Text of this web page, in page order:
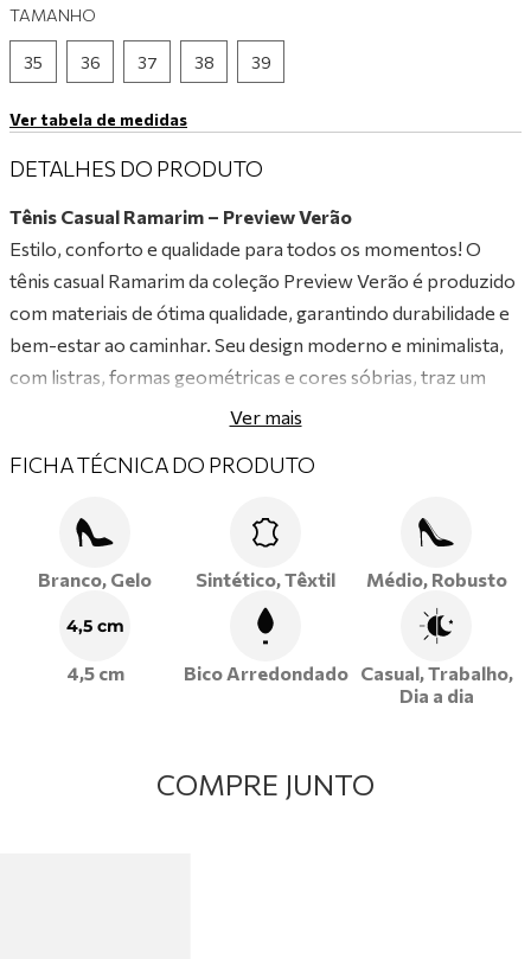
TAMANHO
35 36 37 38 39
Ver tabela de medidas
DETALHES DO PRODUTO
Tênis Casual Ramarim – Preview Verão
Estilo, conforto e qualidade para todos os momentos! O
tênis casual Ramarim da coleção Preview Verão é produzido
com materiais de ótima qualidade, garantindo durabilidade e
bem-estar ao caminhar. Seu design moderno e minimalista,
com listras, formas geométricas e cores sóbrias, traz um
toque de sofisticação e versatilidade para compor looks
Ver mais
FICHA TÉCNICA DO PRODUTO
Branco, Gelo Sintético, Têxtil Médio, Robusto
4,5 cm
4,5 cm Bico Arredondado
Casual, Trabalho,
Dia a dia
COMPRE JUNTO
9 º
tênis preto
10
tênis branco